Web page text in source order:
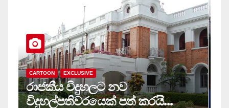
CARTOON EXCLUSIVE
රාජකීය විදුහලට නව
විදුහල්පතිවරයෙක් පත් කරයි…